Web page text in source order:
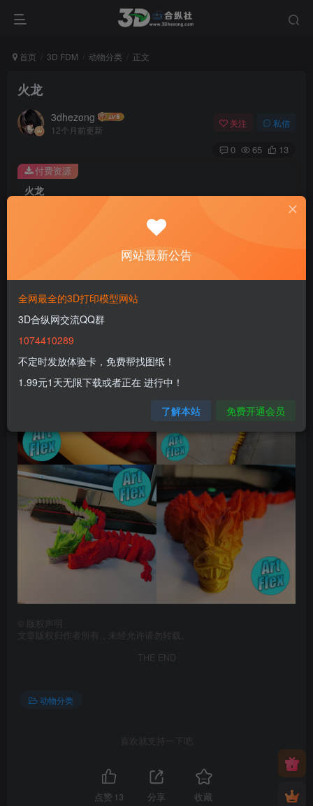
首页 3D FDM 动物分类 正文
火龙
3dhezong
12个月前更新
关注 私信
0 65 13
火龙
100
免费
付费资源
版权声明
文章版权归作者所有，未经允许请勿转载。
THE END
动物分类
喜欢就支持一下吧
点赞 13 分享 收藏
网站最新公告
全网最全的3D打印模型网站
3D合纵网交流QQ群
1074410289
不定时发放体验卡，免费帮找图纸！
1.99元1天无限下载或者正在 进行中！
了解本站 免费开通会员